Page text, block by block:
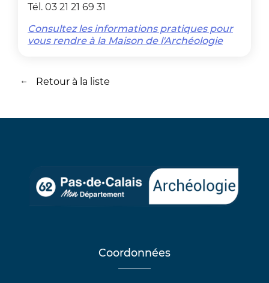
Tél. 03 21 21 69 31
Consultez les informations pratiques pour
vous rendre à la Maison de l'Archéologie
Retour à la liste
Retour à la liste
Coordonnées